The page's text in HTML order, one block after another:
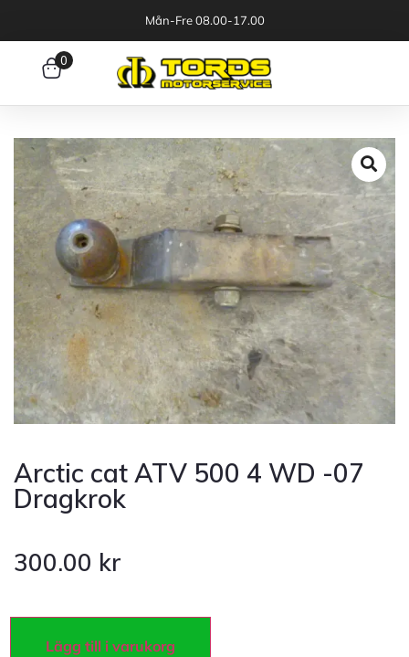
Mån-Fre 08.00-17.00
0
Arctic cat ATV 500 4 WD -07
Dragkrok
300.00 kr
Lägg till i varukorg